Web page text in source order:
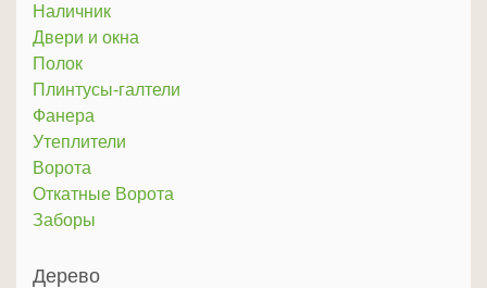
Наличник
Двери и окна
Полок
Плинтусы-галтели
Фанера
Утеплители
Ворота
Откатные Ворота
Заборы
Дерево